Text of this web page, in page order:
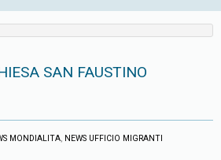
SAN FAUSTINO
MONDIALITA, NEWS UFFICIO MIGRANTI